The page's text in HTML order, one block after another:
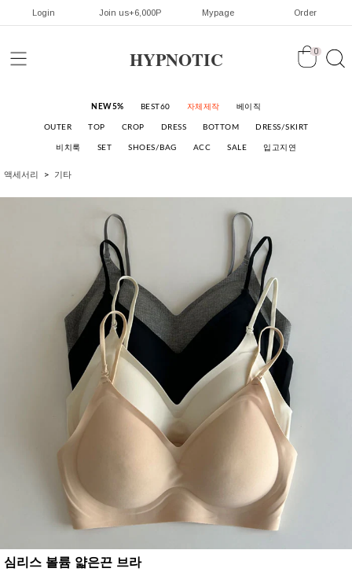
Login Join us+6,000P Mypage Order
HYPNOTIC 0
NEW5% BEST60 자체제작 베이직
OUTER TOP CROP DRESS BOTTOM DRESS/SKIRT
비치룩 SET SHOES/BAG ACC SALE 입고지연
액세서리 기타
심리스 볼륨 얇은끈 브라